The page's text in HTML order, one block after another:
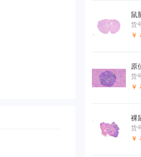
鼠
货
￥
原
货
￥
裸
货
￥